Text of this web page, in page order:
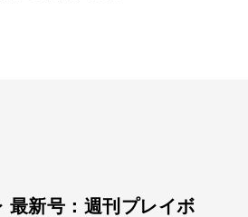
最新号：週刊プレイボ